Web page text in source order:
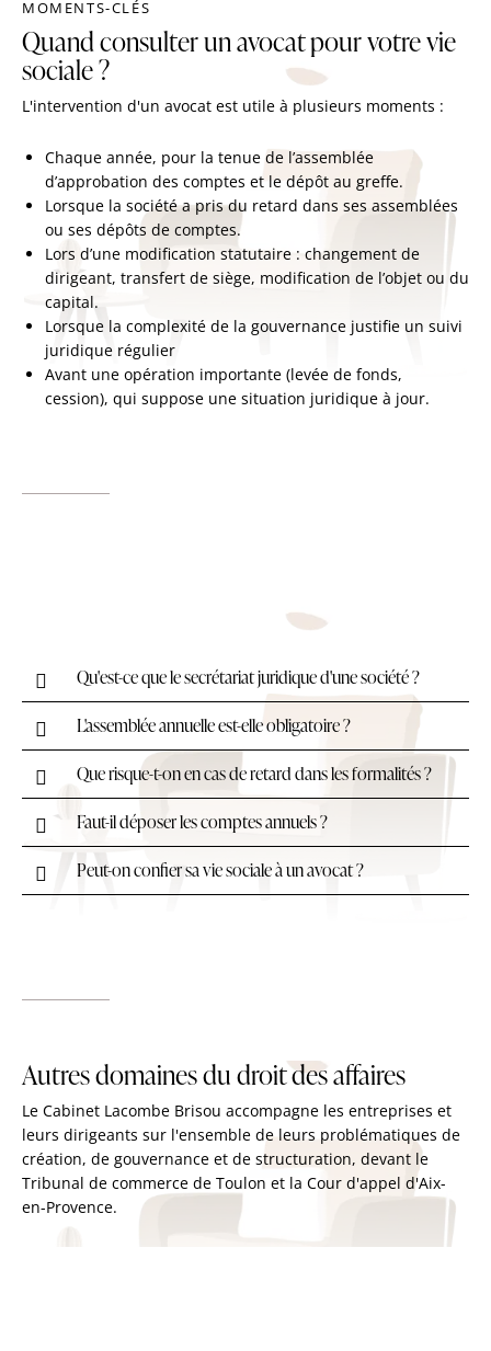
MOMENTS-CLÉS
Quand consulter un avocat pour votre vie
sociale ?
L'intervention d'un avocat est utile à plusieurs moments :
Chaque année, pour la tenue de l’assemblée
d’approbation des comptes et le dépôt au greffe.
Lorsque la société a pris du retard dans ses assemblées
ou ses dépôts de comptes.
Lors d’une modification statutaire : changement de
dirigeant, transfert de siège, modification de l’objet ou du
capital.
Lorsque la complexité de la gouvernance justifie un suivi
juridique régulier
Avant une opération importante (levée de fonds,
cession), qui suppose une situation juridique à jour.
Qu'est-ce que le secrétariat juridique d'une société ?
L'assemblée annuelle est-elle obligatoire ?
Que risque-t-on en cas de retard dans les formalités ?
Faut-il déposer les comptes annuels ?
Peut-on confier sa vie sociale à un avocat ?
Autres domaines du droit des affaires
Le Cabinet Lacombe Brisou accompagne les entreprises et
leurs dirigeants sur l'ensemble de leurs problématiques de
création, de gouvernance et de structuration, devant le
Tribunal de commerce de Toulon et la Cour d'appel d'Aix-
en-Provence.